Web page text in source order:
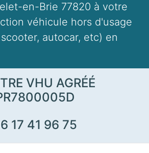
en-Brie 77820 à votre
véhicule hors d'usage
autocar, etc) en
VHU AGRÉÉ
17 41 96 75